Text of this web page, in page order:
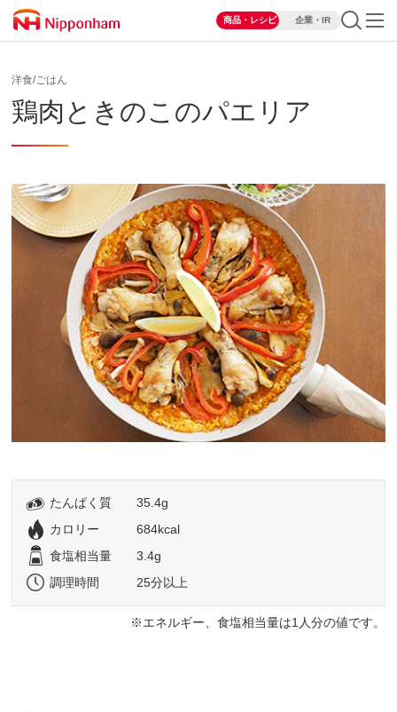
商品・レシピ 企業・IR
洋食/ごはん
鶏肉ときのこのパエリア
たんぱく質
35.4g
カロリー
684kcal
食塩相当量
3.4g
調理時間
25分以上
エネルギー、食塩相当量は1人分の値です。